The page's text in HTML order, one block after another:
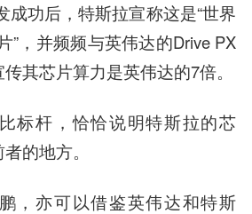
成功后，特斯拉宣称这是“世界
”，并频频与英伟达的Drive PX
其芯片算力是英伟达的7倍。
标杆，恰恰说明特斯拉的芯
的地方。
，亦可以借鉴英伟达和特斯